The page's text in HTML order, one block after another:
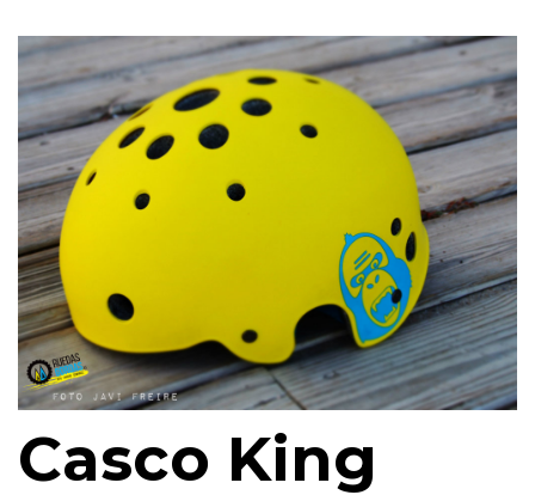
Casco King